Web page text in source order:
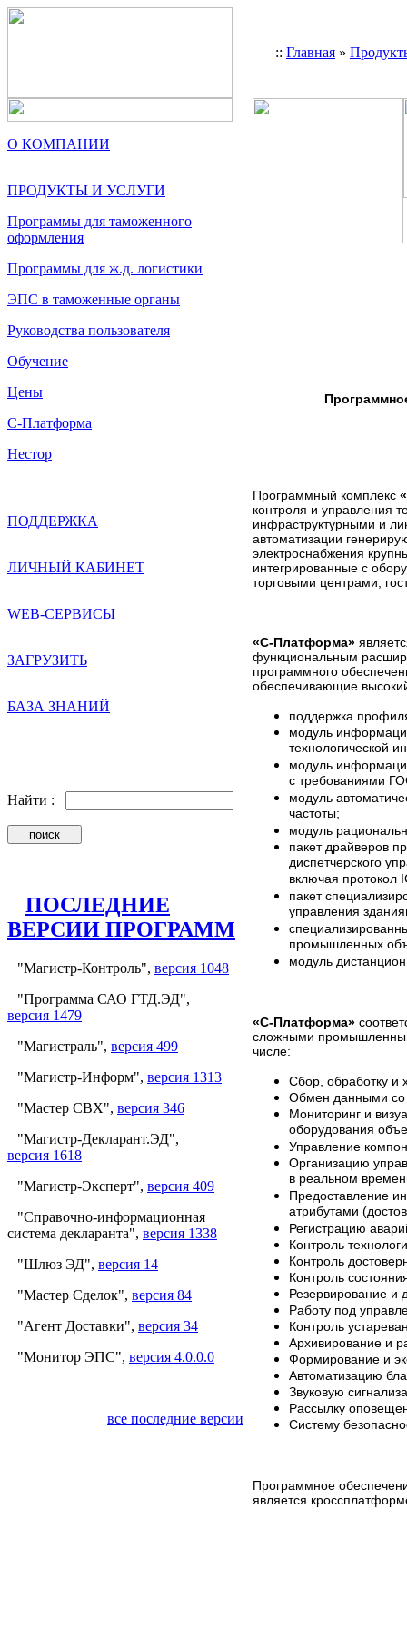
:: Главная »
О КОМПАНИИ
ПРОДУКТЫ И УСЛУГИ
Программы для таможенного
оформления
Программы для ж.д. логистики
ЭПС в таможенные органы
Руководства пользователя
Обучение
Цены
С-Платформа
Нестор
ПОДДЕРЖКА
ЛИЧНЫЙ КАБИНЕТ
WEB-СЕРВИСЫ
ЗАГРУЗИТЬ
БАЗА ЗНАНИЙ
Найти :
ПОСЛЕДНИЕ
ВЕРСИИ ПРОГРАММ
"Магистр-Контроль", версия 1048
"Программа САО ГТД.ЭД",
версия 1479
"Магистраль", версия 499
"Магистр-Информ", версия 1313
"Мастер СВХ", версия 346
"Магистр-Декларант.ЭД",
версия 1618
"Магистр-Эксперт", версия 409
"Справочно-информационная
система декларанта", версия 1338
"Шлюз ЭД", версия 14
"Мастер Сделок", версия 84
"Агент Доставки", версия 34
"Монитор ЭПС", версия 4.0.0.0
все последние версии
Программный комплекс
контроля и управления
инфраструктурными и
автоматизации
электроснабжения
интегрированные с
торговыми центрами,
«С-Платформа»
функциональным
программного
обеспечивающие
поддержка
модуль
технологической
модуль
с требованиями
модуль
частоты;
модуль
пакет драйверов
диспетчерского
включая протокол
пакет
управления
промышленных
модуль
«С-Платформа»
сложными
числе:
Сбор, обработку и
Обмен данными
Мониторинг и
оборудования
Управление
Организацию
в реальном
Предоставление
атрибутами
Регистрацию
Контроль
Контроль
Контроль
Резервирование и
Работу под
Контроль
Архивирование и
Формирование и
Автоматизацию
Звуковую
Рассылку
Систему
Программное
является